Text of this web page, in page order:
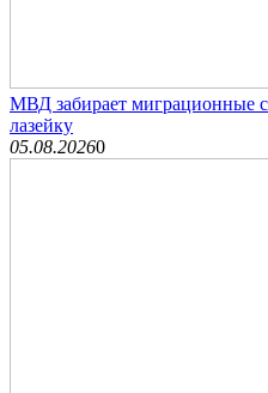
МВД забирает миграционные
лазейку
05.08.20260